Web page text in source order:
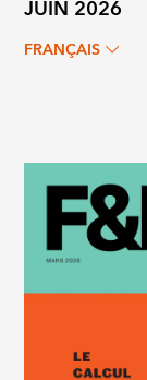
JUIN 2026
FRANÇAIS